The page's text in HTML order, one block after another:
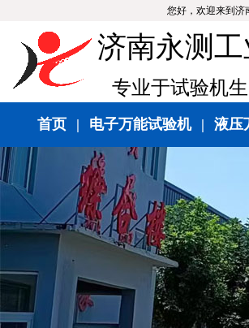
您好，欢迎来到济
济南永测
专业于试验机
首页 | 电子万能试验机 | 液压